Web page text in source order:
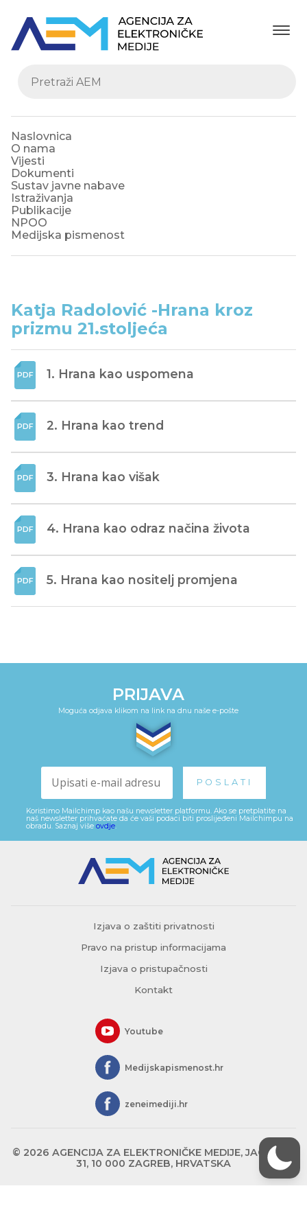
Naslovnica
O nama
Vijesti
Dokumenti
Sustav javne nabave
Istraživanja
Publikacije
NPOO
Medijska pismenost
Katja Radolović -Hrana kroz
prizmu 21.stoljeća
1. Hrana kao uspomena
2. Hrana kao trend
3. Hrana kao višak
4. Hrana kao odraz načina života
5. Hrana kao nositelj promjena
PRIJAVA
Moguća odjava klikom na link na dnu naše e-pošte
Koristimo Mailchimp kao našu newsletter platformu. Ako se pretplatite na
naš newsletter prihvaćate da će vaši podaci biti proslijeđeni Mailchimpu na
obradu. Saznaj više ovdje
Izjava o zaštiti privatnosti
Pravo na pristup informacijama
Izjava o pristupačnosti
Kontakt
Youtube
Medijskapismenost.hr
zeneimediji.hr
© 2026 AGENCIJA ZA ELEKTRONIČKE MEDIJE, JAGIĆEVA
31, 10 000 ZAGREB, HRVATSKA